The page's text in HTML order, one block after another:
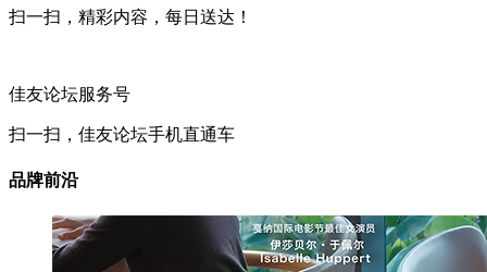
扫一扫，精彩内容，每日送达！
佳友论坛服务号
扫一扫，佳友论坛手机直通车
品牌前沿